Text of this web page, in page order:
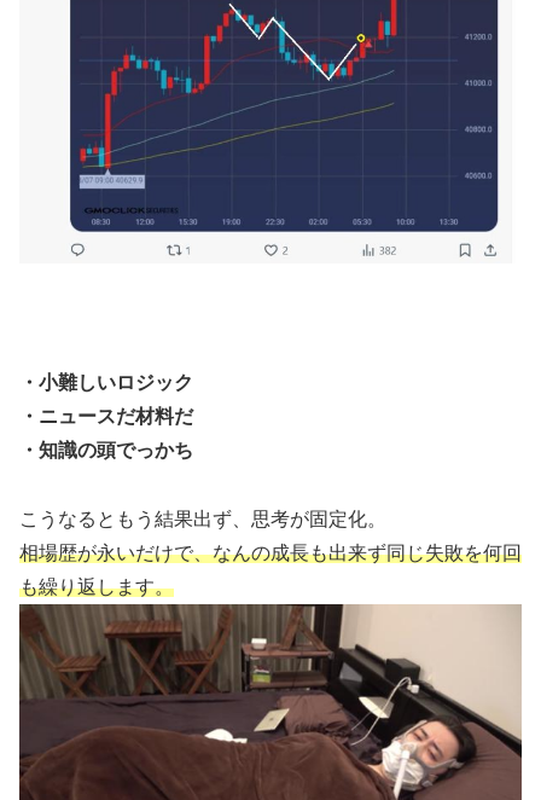
・小難しいロジック
・ニュースだ材料だ
・知識の頭でっかち
こうなるともう結果出ず、思考が固定化。
相場歴が永いだけで、なんの成長も出来ず同じ失敗を何回
も繰り返します。